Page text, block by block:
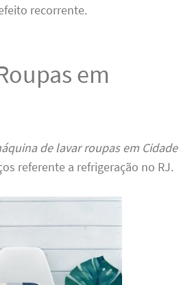
recorrente.
em
de lavar roupas em Cidade
referente a refrigeração no RJ.